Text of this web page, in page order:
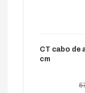
CT cabo de
cm